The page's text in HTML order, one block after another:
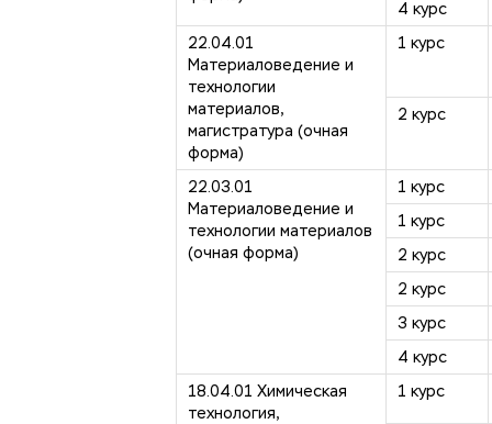
4 курс
22.04.01
Материаловедение и
технологии
материалов,
магистратура (очная
форма)
1 курс
2 курс
22.03.01
Материаловедение и
технологии материалов
(очная форма)
1 курс
1 курс
2 курс
2 курс
3 курс
4 курс
18.04.01 Химическая
технология,
1 курс